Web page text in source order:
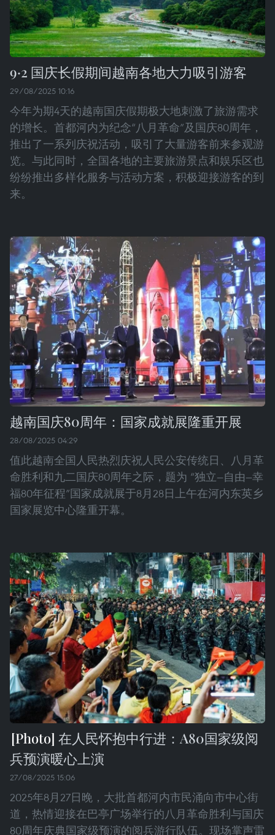
9·2 国庆长假期间越南各地大力吸引游客
29/08/2025 10:16
今年为期4天的越南国庆假期极大地刺激了旅游需求
的增长。首都河内为纪念“八月革命”及国庆80周年，
推出了一系列庆祝活动，吸引了大量游客前来参观游
览。与此同时，全国各地的主要旅游景点和娱乐区也
纷纷推出多样化服务与活动方案，积极迎接游客的到
来。
越南国庆80周年：国家成就展隆重开展
28/08/2025 04:29
值此越南全国人民热烈庆祝人民公安传统日、八月革
命胜利和九二国庆80周年之际，题为 “独立—自由—幸
福80年征程”国家成就展于8月28日上午在河内东英乡
国家展览中心隆重开幕。
在人民怀抱中行进：A80国家级阅
兵预演暖心上演
27/08/2025 15:06
2025年8月27日晚，大批首都河内市民涌向市中心街
道，热情迎接在巴亭广场举行的八月革命胜利与国庆
80周年庆典国家级预演的阅兵游行队伍。现场掌声雷